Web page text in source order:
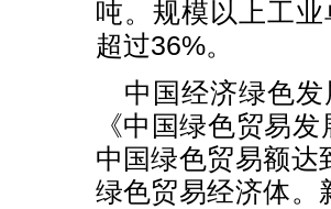
吨。规模以上工
超过36%。
中国经济绿色
《中国绿色贸易
中国绿色贸易额达
绿色贸易经济体。